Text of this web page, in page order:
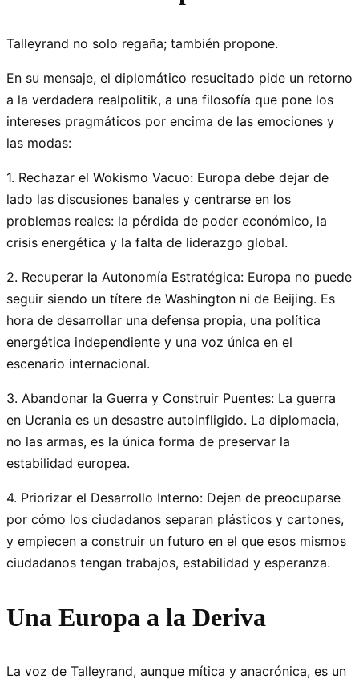
Talleyrand no solo regaña; también propone.
En su mensaje, el diplomático resucitado pide un retorno
a la verdadera realpolitik, a una filosofía que pone los
intereses pragmáticos por encima de las emociones y
las modas:
1. Rechazar el Wokismo Vacuo: Europa debe dejar de
lado las discusiones banales y centrarse en los
problemas reales: la pérdida de poder económico, la
crisis energética y la falta de liderazgo global.
2. Recuperar la Autonomía Estratégica: Europa no puede
seguir siendo un títere de Washington ni de Beijing. Es
hora de desarrollar una defensa propia, una política
energética independiente y una voz única en el
escenario internacional.
3. Abandonar la Guerra y Construir Puentes: La guerra
en Ucrania es un desastre autoinfligido. La diplomacia,
no las armas, es la única forma de preservar la
estabilidad europea.
4. Priorizar el Desarrollo Interno: Dejen de preocuparse
por cómo los ciudadanos separan plásticos y cartones,
y empiecen a construir un futuro en el que esos mismos
ciudadanos tengan trabajos, estabilidad y esperanza.
Una Europa a la Deriva
La voz de Talleyrand, aunque mítica y anacrónica, es un